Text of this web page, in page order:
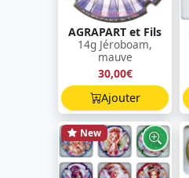
AGRAPART et Fils
14g Jéroboam,
mauve
30,00€
Ajouter
New